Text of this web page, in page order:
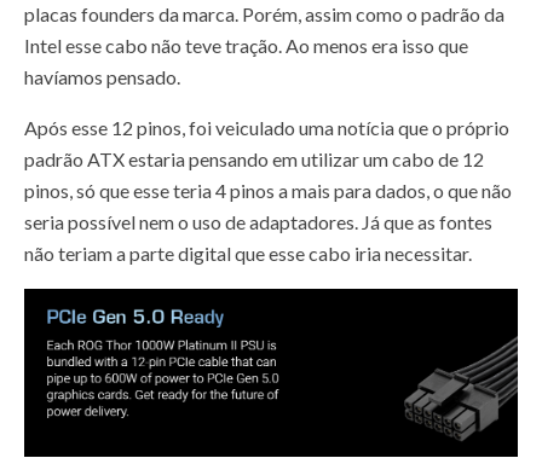
placas founders da marca. Porém, assim como o padrão da
Intel esse cabo não teve tração. Ao menos era isso que
havíamos pensado.
Após esse 12 pinos, foi veiculado uma notícia que o próprio
padrão ATX estaria pensando em utilizar um cabo de 12
pinos, só que esse teria 4 pinos a mais para dados, o que não
seria possível nem o uso de adaptadores. Já que as fontes
não teriam a parte digital que esse cabo iria necessitar.